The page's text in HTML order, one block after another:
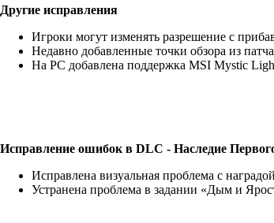
Другие исправления
Игроки могут изменять разрешение с
Недавно добавленные точки обзора из
На PC добавлена поддержка MSI Mystic
Исправление ошибок в DLC - Наследие
Исправлена визуальная проблема с
Устранена проблема в задании «Дым и